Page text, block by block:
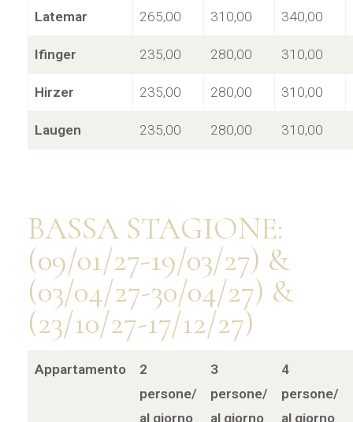
Latemar 265,00 310,00 340,00
Ifinger 235,00 280,00 310,00
Hirzer 235,00 280,00 310,00
Laugen 235,00 280,00 310,00
BASSA STAGIONE:
(09/01/27-19/03/27) &
(03/04/27-30/04/27) &
(23/10/27-17/12/27)
Appartamento
2
persone/
al giorno
3
persone/
al giorno
4
persone/
al giorno